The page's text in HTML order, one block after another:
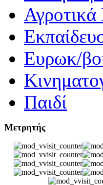
Ευρωκ/
Παιδί
Μετρητής